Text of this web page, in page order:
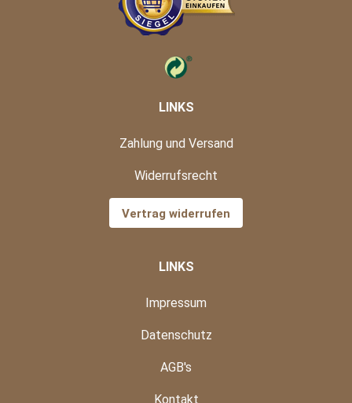
LINKS
Zahlung und Versand
Widerrufsrecht
Vertrag widerrufen
LINKS
Impressum
Datenschutz
AGB's
Kontakt